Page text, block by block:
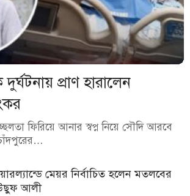
প্রাণ হারালেন
ফিরিয়ে আনার স্বপ্ন নিয়ে সৌদি আরবে
মেয়র নির্বাচিত হলেন মতলবের
আলী